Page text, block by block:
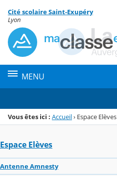
Menu de la rubrique
Contenu
Cité scolaire Saint-Exupéry
Lyon
MENU
Vous êtes ici : Accueil› Espace Elèves
Espace Elèves
Antenne Amnesty